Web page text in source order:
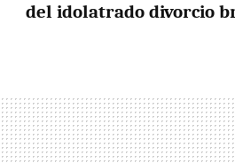
del idolatrado divorcio